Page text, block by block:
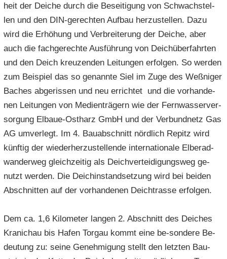
heit der Dei­che durch die Be­sei­ti­gung von Schwach­stel­
len und den DIN-​gerechten Auf­bau her­zu­stel­len. Dazu
wird die Er­hö­hung und Ver­brei­te­rung der Dei­che, aber
auch die fach­ge­rech­te Aus­füh­rung von Deich­über­fahr­ten
und den Deich kreu­zen­den Lei­tun­gen er­fol­gen. So wer­den
zum Bei­spiel das so ge­nann­te Siel im Zuge des Weß­ni­ger
Ba­ches ab­ge­ris­sen und neu er­rich­tet und die vor­han­de­
nen Lei­tun­gen von Me­di­en­trä­gern wie der Fern­was­ser­ver­
sor­gung Elbaue-​Ostharz GmbH und der Ver­bund­netz Gas
AG um­ver­legt. Im 4. Bau­ab­schnitt nörd­lich Re­pi­tz wird
künf­tig der wie­der­her­zu­stel­len­de in­ter­na­tio­na­le El­be­rad­
wan­der­weg gleich­zei­tig als Deich­ver­tei­di­gungs­weg ge­
nutzt wer­den. Die Deich­in­stand­set­zung wird bei bei­den
Ab­schnit­ten auf der vor­han­de­nen Deicht­ras­se er­fol­gen.
Dem ca. 1,6 Ki­lo­me­ter lan­gen 2. Ab­schnitt des Dei­ches
Kra­nichau bis Hafen Tor­gau kommt eine be-​sondere Be­
deu­tung zu: seine Ge­neh­mi­gung stellt den letz­ten Bau­